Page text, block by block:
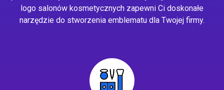
logo salonów kosmetycznych zapewni Ci doskonałe
narzędzie do stworzenia emblematu dla Twojej firmy.